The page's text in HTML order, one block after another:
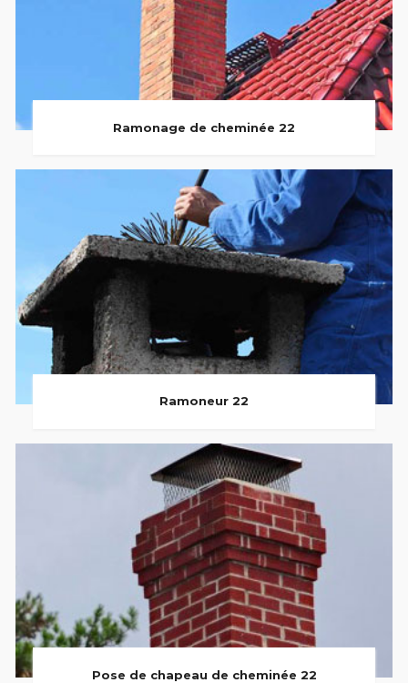
Ramonage de cheminée 22
Ramoneur 22
Pose de chapeau de cheminée 22